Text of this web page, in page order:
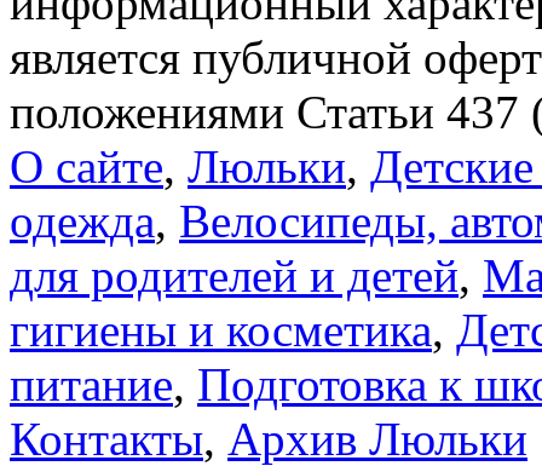
является публичной
положениями Статьи
О сайте, Люльки,
одежда, Велосипеды,
для родителей и детей,
гигиены и косметика,
питание, Подготовка к
Контакты, Архив Люльки